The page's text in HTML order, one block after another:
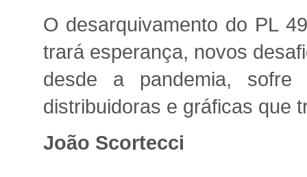
O desarquivamento do PL
trará esperança, novos
desde a pandemia, sofre
distribuidoras e gráficas que
João Scortecci